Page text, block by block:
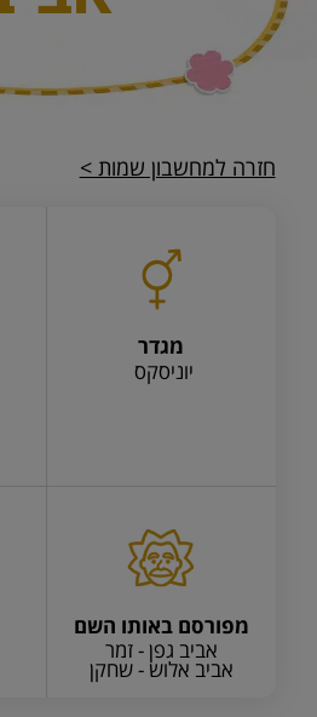
חזרה למחשבון שמות >
מגדר
יוניסקס
מפורסם באותו השם
אביב גפן - זמר
אביב אלוש - שחקן